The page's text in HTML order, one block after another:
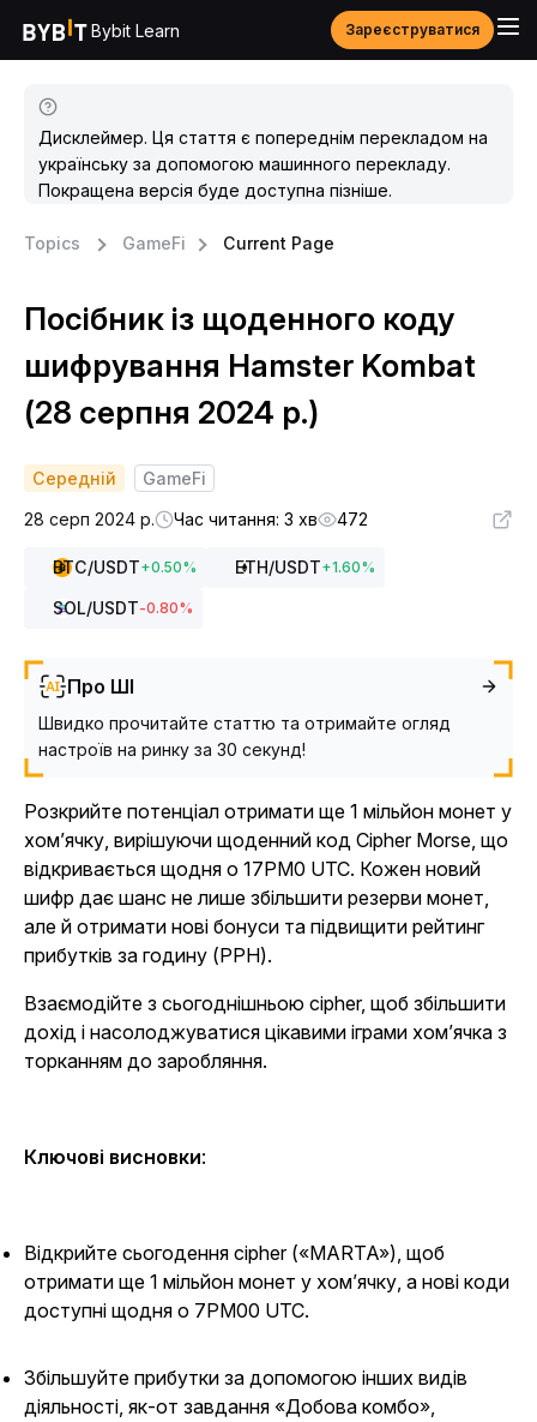
Bybit Learn Зареєструватися
Дисклеймер. Ця стаття є попереднім перекладом на
українську за допомогою машинного перекладу.
Покращена версія буде доступна пізніше.
Topics GameFi Current Page
Посібник із щоденного коду
шифрування Hamster Kombat
(28 серпня 2024 р.)
Середній
GameFi
28 серп 2024 р.
Час читання: 3 хв 472
BTC/USDT+0.50% ETH/USDT+1.60%
SOL/USDT-0.80%
Про ШІ
Швидко прочитайте статтю та отримайте огляд
настроїв на ринку за 30 секунд!
Розкрийте потенціал отримати ще 1 мільйон монет у
хом’ячку, вирішуючи щоденний код Cipher Morse, що
відкривається щодня о 17PM0 UTC. Кожен новий
шифр дає шанс не лише збільшити резерви монет,
але й отримати нові бонуси та підвищити рейтинг
прибутків за годину (PPH).
Взаємодійте з сьогоднішньою cipher, щоб збільшити
дохід і насолоджуватися цікавими іграми хом’ячка з
торканням до заробляння.
Ключові висновки:
Відкрийте сьогодення cipher («MARTA»), щоб
отримати ще 1 мільйон монет у хом’ячку, а нові коди
доступні щодня о 7PM00 UTC.
Збільшуйте прибутки за допомогою інших видів
діяльності, як-от завдання «Добова комбо»,